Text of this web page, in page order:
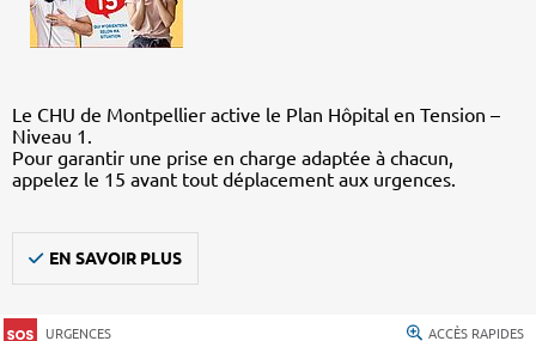
Le CHU de Montpellier active le Plan Hôpital en Tension –
Niveau 1.
Pour garantir une prise en charge adaptée à chacun,
appelez le 15 avant tout déplacement aux urgences.
EN SAVOIR PLUS
URGENCES ACCÈS RAPIDES